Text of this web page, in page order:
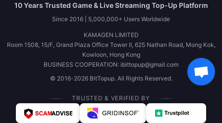
10 Years Trusted Game & Live Streaming Top-Up Platform
Since 2016 | 5,000,000+ Users Worldwide
KAMAGEN LIMITED
Room 1508, 15/F, Grand Plaza Office Tower II, 625 Nathan Road, Mong Kok,
Kowloon, Hong Kong
BUSINESS COOPERATION: ibittopup@gmail.com
© 2016-2026 BitTopup. All Rights Reserved.
TRUSTED & VERIFIED BY